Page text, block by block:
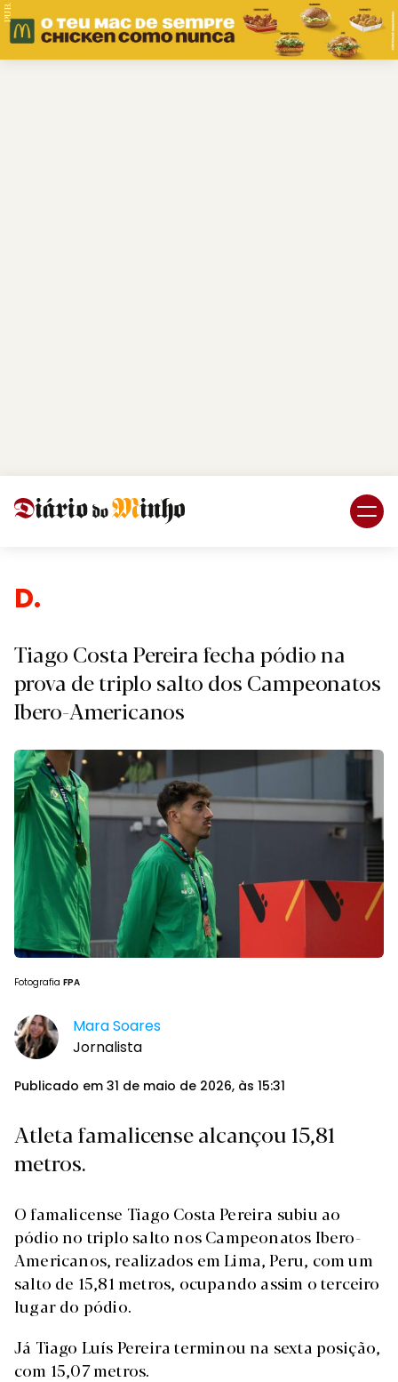
PUB.
Despo
Tiago Costa Pereira fecha pódio na
prova de triplo salto dos Campeonatos
Ibero-Americanos
Fotografia FPA
Mara Soares
Jornalista
Publicado em 31 de maio de 2026, às 15:31
Atleta famalicense alcançou 15,81
metros.
O famalicense Tiago Costa Pereira subiu ao
pódio no triplo salto nos Campeonatos Ibero-
Americanos, realizados em Lima, Peru, com um
salto de 15,81 metros, ocupando assim o terceiro
lugar do pódio.
Já Tiago Luís Pereira terminou na sexta posição,
com 15,07 metros.